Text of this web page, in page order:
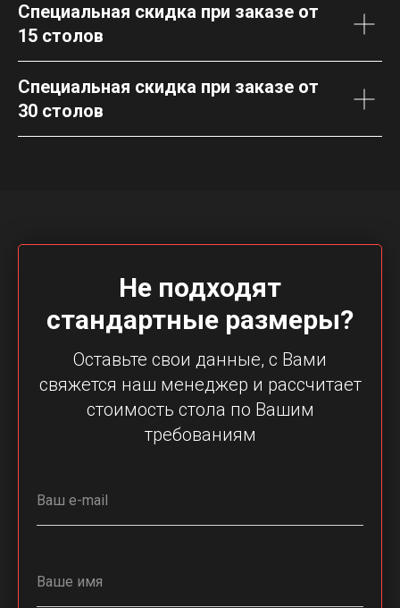
Специальная скидка при заказе от
15 столов
Специальная скидка при заказе от
30 столов
Не подходят
стандартные размеры?
Оставьте свои данные, с Вами
свяжется наш менеджер и рассчитает
стоимость стола по Вашим
требованиям